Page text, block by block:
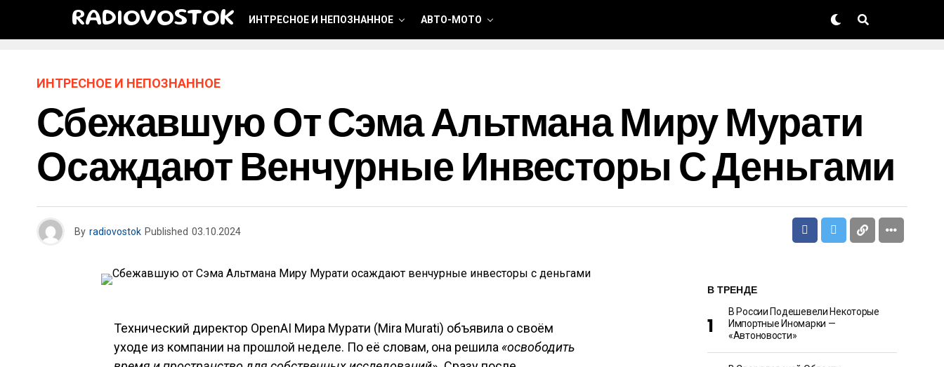
RADIOVOSTOK ИНТРЕСНОЕ И НЕПОЗНАННОЕ АВТО-МОТО
ИНТРЕСНОЕ И НЕПОЗНАННОЕ
Сбежавшую От Сэма Альтмана Миру Мурати
Осаждают Венчурные Инвесторы С Деньгами
By radiovostok Published 03.10.2024
Технический директор OpenAI Мира Мурати (Mira Murati) объявила о своём
уходе из компании на прошлой неделе. По её словам, она решила «освободить
В ТРЕНДЕ
В России Подешевели Некоторые
Импортные Иномарки —
«Автоновости»